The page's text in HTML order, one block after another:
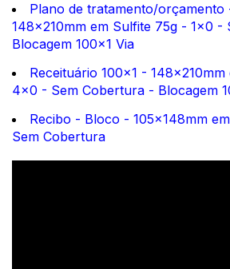
Plano de tratamento/orçamento
148x210mm em Sulfite 75g - 1x0 -
Blocagem 100x1 Via
Receituário 100x1 -
4x0 - Sem Cobertura - Blocagem
Recibo - Bloco - 105x148mm
Sem Cobertura